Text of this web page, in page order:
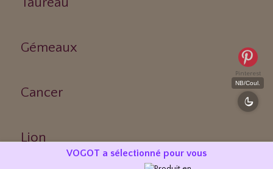
Gémeaux
Cancer
Lion
Pinterest
NB/Coul.
VOGOT a sélectionné pour vous